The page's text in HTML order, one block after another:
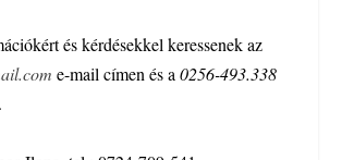
és kérdésekkel keressenek az
e-mail címen és a0256-493.338